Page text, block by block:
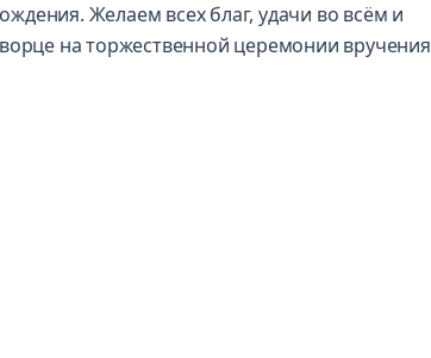
Желаем всех благ, удачи во всём и
на торжественной церемонии вручения